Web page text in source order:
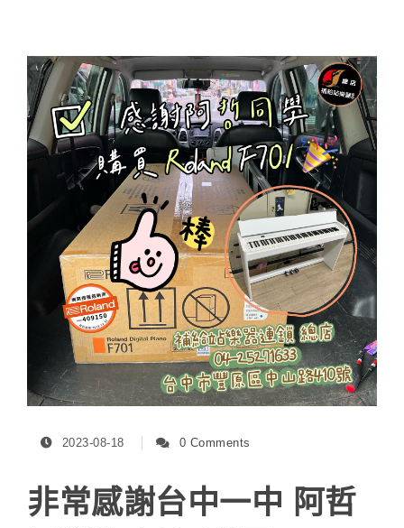
2023-08-18 0 Comments
非常感謝台中一中 阿哲